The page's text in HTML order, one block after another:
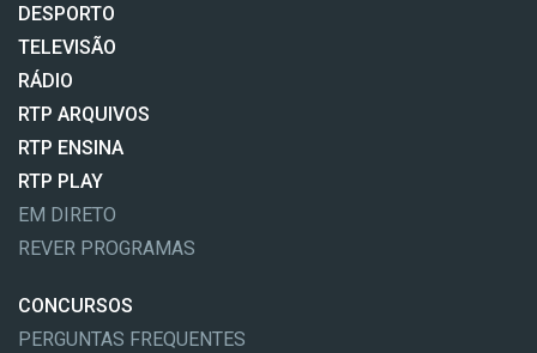
DESPORTO
TELEVISÃO
RÁDIO
RTP ARQUIVOS
RTP ENSINA
RTP PLAY
EM DIRETO
REVER PROGRAMAS
CONCURSOS
PERGUNTAS FREQUENTES